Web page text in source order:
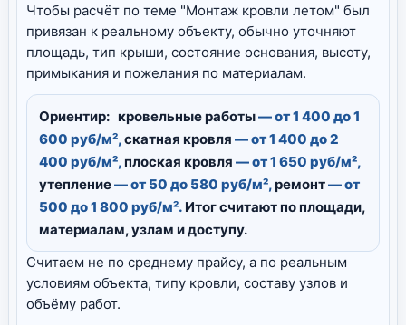
Чтобы расчёт по теме "Монтаж кровли летом" был
привязан к реальному объекту, обычно уточняют
площадь, тип крыши, состояние основания, высоту,
примыкания и пожелания по материалам.
Ориентир: кровельные работы— от 1 400 до 1
600 руб/м²,скатная кровля — от 1 400 до 2
400 руб/м²,плоская кровля — от 1 650 руб/м²,
утепление— от 50 до 580 руб/м²,ремонт— от
500 до 1 800 руб/м². Итог считают по площади,
материалам, узлам и доступу.
Считаем не по среднему прайсу, а по реальным
условиям объекта, типу кровли, составу узлов и
объёму работ.